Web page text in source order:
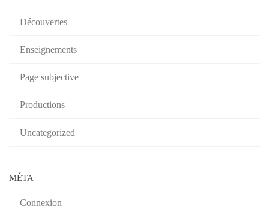
Découvertes
Enseignements
Page subjective
Productions
Uncategorized
MÉTA
Connexion